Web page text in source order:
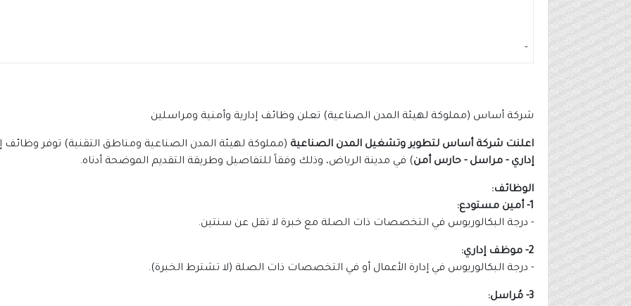
-
شركة أساس (مملوكة لهيئة المدن الصناعية) تعلن وظائف إدارية وأمنية ومراسلين
اعلنت شركة أساس لتطوير وتشغيل المدن الصناعية (مملوكة لهيئة المدن الصناعية ومناطق التقنية) توفر وظائف
إداري - مراسل - حارس أمن) في مدينة الرياض، وذلك وفقاً للتفاصيل وطريقة التقديم الموضحة أدناه.
الوظائف:
1- أمين مستودع:
- درجة البكالوريوس في التخصصات ذات الصلة مع خبرة لا تقل عن سنتين.
2- موظف إداري:
- درجة البكالوريوس في إدارة الأعمال أو في التخصصات ذات الصلة (لا تشترط الخبرة).
3- مُراسل: